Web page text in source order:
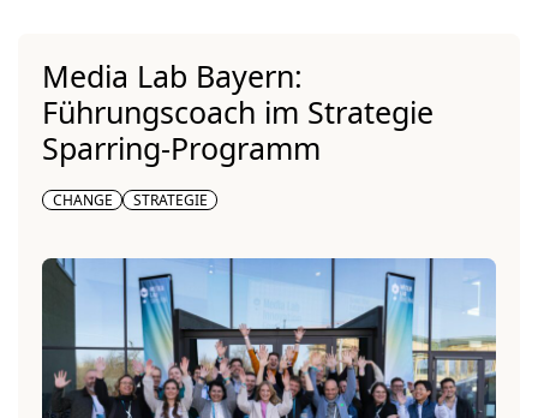
Media Lab Bayern:
Führungscoach im Strategie
Sparring-Programm
CHANGE STRATEGIE